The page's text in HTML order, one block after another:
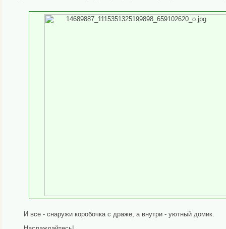
И все - снаружи коробочка с драже, а внутри - уютный домик.